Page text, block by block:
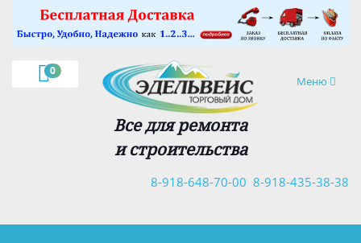
0
Навигация
Меню
Все для ремонта
и строительства
8-918-435-38-38
8-918-648-70-00
×